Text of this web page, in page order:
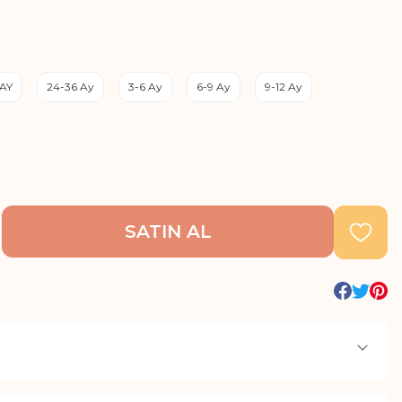
24-36 Ay 3-6 Ay 6-9 Ay 9-12 Ay
SATIN AL